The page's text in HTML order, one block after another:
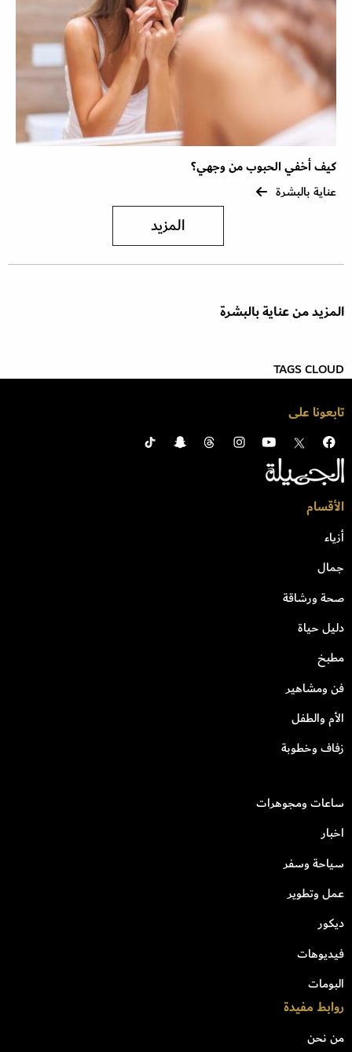
كيف أخفي الحبوب من وجهي؟
عناية بالبشرة
المزيد
المزيد من عناية بالبشرة
TAGS CLOUD
تابعونا على
الأقسام
أزياء
جمال
صحة ورشاقة
دليل حياة
مطبخ
فن ومشاهير
الأم والطفل
زفاف وخطوبة
ساعات ومجوهرات
اخبار
سياحة وسفر
عمل وتطوير
ديكور
فيديوهات
البومات
روابط مفيدة
من نحن